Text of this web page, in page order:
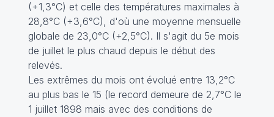
(+1,3°C) et celle des températures maximales à
28,8°C (+3,6°C), d'où une moyenne mensuelle
globale de 23,0°C (+2,5°C). Il s'agit du 5e mois
de juillet le plus chaud depuis le début des
relevés.
Les extrêmes du mois ont évolué entre 13,2°C
au plus bas le 15 (le record demeure de 2,7°C le
1 juillet 1898 mais avec des conditions de